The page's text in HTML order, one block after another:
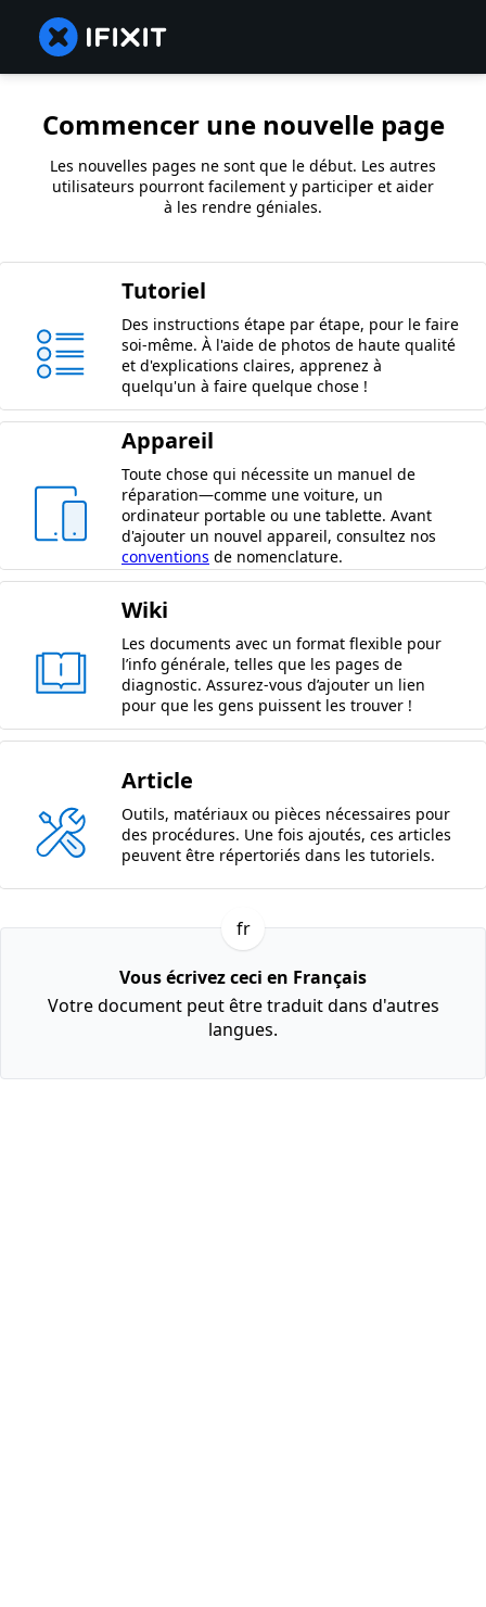
Commencer une nouvelle page
Les nouvelles pages ne sont que le début. Les autres
utilisateurs pourront facilement y participer et aider
à les rendre géniales.
Tutoriel
Des instructions étape par étape, pour le faire
soi-même. À l'aide de photos de haute qualité
et d'explications claires, apprenez à
quelqu'un à faire quelque chose !
Appareil
Toute chose qui nécessite un manuel de
réparation—comme une voiture, un
ordinateur portable ou une tablette. Avant
d'ajouter un nouvel appareil, consultez nos
conventions de nomenclature.
Wiki
Les documents avec un format flexible pour
l’info générale, telles que les pages de
diagnostic. Assurez-vous d’ajouter un lien
pour que les gens puissent les trouver !
Article
Outils, matériaux ou pièces nécessaires pour
des procédures. Une fois ajoutés, ces articles
peuvent être répertoriés dans les tutoriels.
fr
Vous écrivez ceci en Français
Votre document peut être traduit dans d'autres
langues.